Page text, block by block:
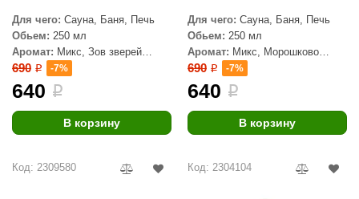
Design
2000
Для чего: Сауна, Баня, Печь
Обьем: 250 мл
Аромат: Микс, Зов зверей
Карелии
690 i -7%
640 i
В корзину
Для чего: Сауна, Баня, Печь
Обьем: 250 мл
Аромат: Микс, Морошково
медовый закат
690 i -7%
640 i
В корзину
Код: 2309580 Код: 2304104